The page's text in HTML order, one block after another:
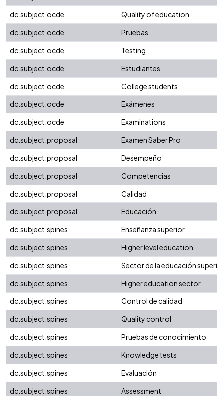
dc.subject.ocde
Quality of education
dc.subject.ocde
Pruebas
dc.subject.ocde
Testing
dc.subject.ocde
Estudiantes
dc.subject.ocde
College students
dc.subject.ocde
Exámenes
dc.subject.ocde
Examinations
dc.subject.proposal
Examen Saber Pro
dc.subject.proposal
Desempeño
dc.subject.proposal
Competencias
dc.subject.proposal
Calidad
dc.subject.proposal
Educación
dc.subject.spines
Enseñanza superior
dc.subject.spines
Higher level education
dc.subject.spines
Sector de la educación
dc.subject.spines
Higher education sector
dc.subject.spines
Control de calidad
dc.subject.spines
Quality control
dc.subject.spines
Pruebas de conocimiento
dc.subject.spines
Knowledge tests
dc.subject.spines
Evaluación
dc.subject.spines
Assessment